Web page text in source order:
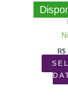
R$